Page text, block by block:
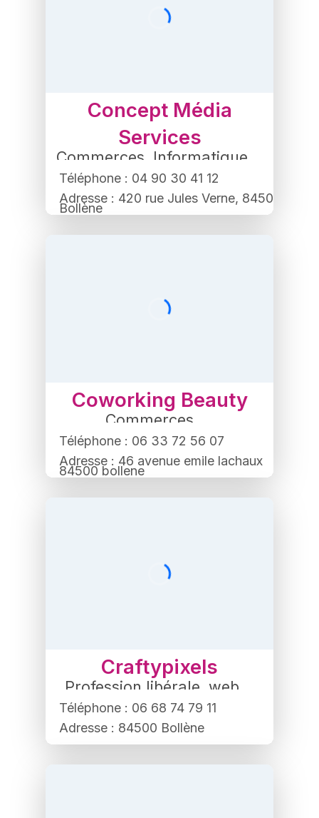
Concept Média
Services
Commerces Informatique
Téléphone : 04 90 30 41 12
Adresse : 420 rue Jules Verne, 84500
Bollène
Coworking Beauty
Commerces
Institut de beauté
Téléphone : 06 33 72 56 07
Adresse : 46 avenue emile lachaux
84500 bollene
Craftypixels
Profession libérale web
Téléphone : 06 68 74 79 11
Adresse : 84500 Bollène